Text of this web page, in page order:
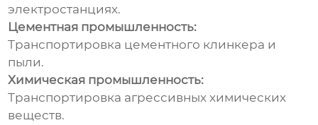
электростанциях.
Цементная промышленность:
Транспортировка цементного клинкера и
пыли.
Химическая промышленность:
Транспортировка агрессивных химических
веществ.